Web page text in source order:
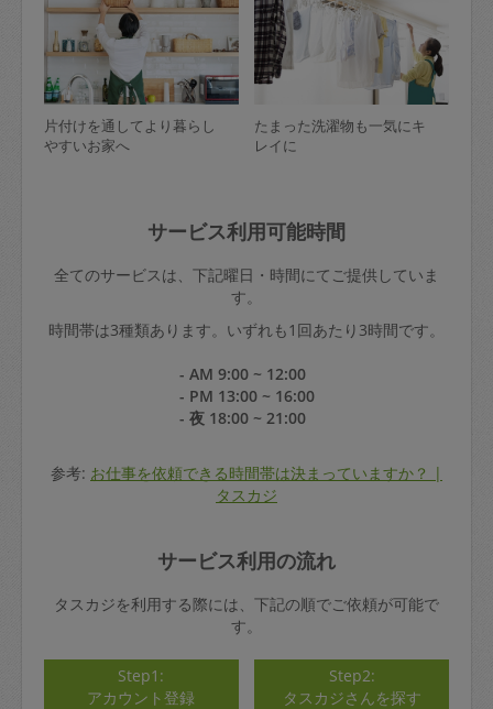
片付けを通してより暮らし
やすいお家へ
たまった洗濯物も一気にキ
レイに
サービス利用可能時間
全てのサービスは、下記曜日・時間にてご提供していま
す。
時間帯は3種類あります。いずれも1回あたり3時間です。
- AM 9:00 ~ 12:00
- PM 13:00 ~ 16:00
- 夜 18:00 ~ 21:00
参考: お仕事を依頼できる時間帯は決まっていますか？ |
タスカジ
サービス利用の流れ
タスカジを利用する際には、下記の順でご依頼が可能で
す。
Step1:
アカウント登録
Step2:
タスカジさんを探す